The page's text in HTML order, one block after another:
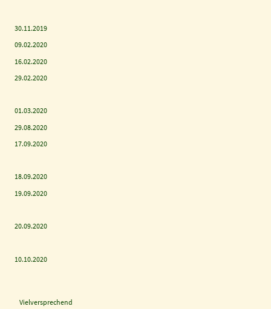
30.11.2019
09.02.2020
16.02.2020
29.02.2020
01.03.2020
29.08.2020
17.09.2020
18.09.2020
19.09.2020
20.09.2020
10.10.2020
Vielversprechend